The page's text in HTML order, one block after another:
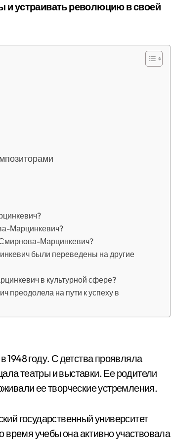
и устраивать революцию в своей
Марцинкевич?
Марцинкевич?
были переведены на другие
в культурной сфере?
преодолела на пути к успеху в
году. С детства проявляла
театры и выставки. Ее родители
ее творческие устремления.
государственный университет
учебы она активно участвовала